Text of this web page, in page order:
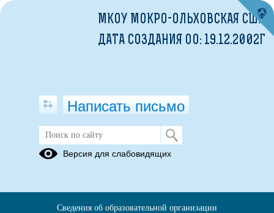
МКОУ МОКРО-ОЛЬХОВСКАЯ СШ.
ДАТА СОЗДАНИЯ ОО: 19.12.2002Г
Написать письмо
Версия для слабовидящих
Сведения об образовательной организации